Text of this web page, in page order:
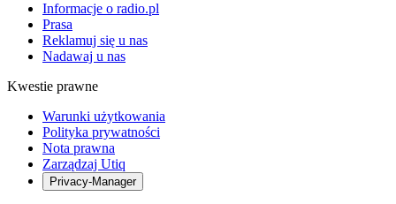
Informacje o radio.pl
Prasa
Reklamuj się u nas
Nadawaj u nas
Kwestie prawne
Warunki użytkowania
Polityka prywatności
Nota prawna
Zarządzaj Utiq
Privacy-Manager